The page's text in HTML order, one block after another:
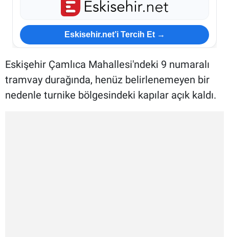
Eskisehir.net’i Tercih Et →
Eskişehir Çamlıca Mahallesi'ndeki 9 numaralı
tramvay durağında, henüz belirlenemeyen bir
nedenle turnike bölgesindeki kapılar açık kaldı.